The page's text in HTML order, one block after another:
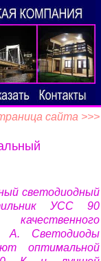
сайта >>>
светодиодный
УСС 90
А. Светодиоды
оптимальной